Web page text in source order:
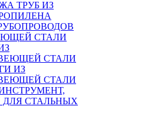
ТРУБ ИЗ
СТАЛИ
СТАЛИ
ИЗ
СТАЛИ
ДЛЯ СТАЛЬНЫХ